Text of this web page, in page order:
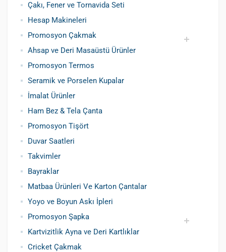
Çakı, Fener ve Tornavida Seti
Hesap Makineleri
Promosyon Çakmak
Siboplu Çakmak
Manyetolu Çakmak
Ahsap ve Deri Masaüstü Ürünler
Promosyon Termos
Seramik ve Porselen Kupalar
İmalat Ürünler
Ham Bez & Tela Çanta
Promosyon Tişört
Duvar Saatleri
Takvimler
Bayraklar
Matbaa Ürünleri Ve Karton Çantalar
Yoyo ve Boyun Askı İpleri
Promosyon Şapka
Pamuklu Şapka
Polyester Şapka
Baskılı Şapka Toptan
Kartvizitlik Ayna ve Deri Kartlıklar
Cricket Çakmak